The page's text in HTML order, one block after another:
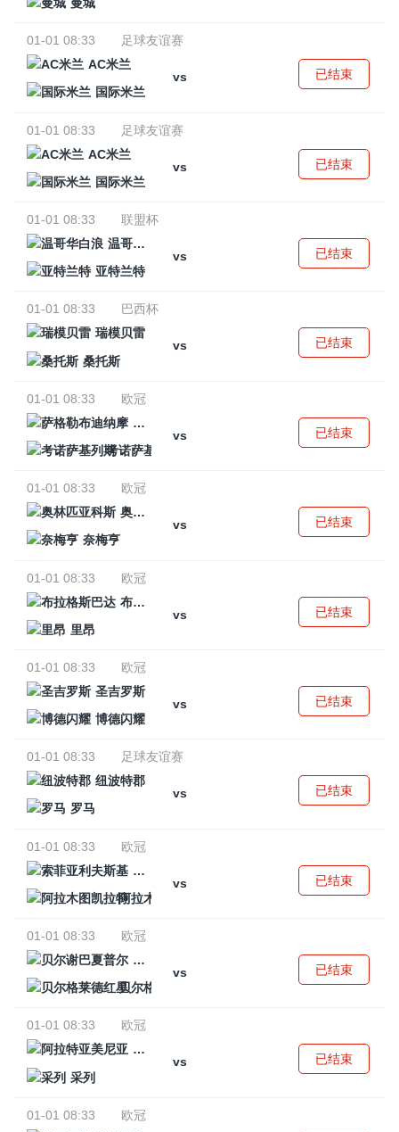
01-01 08:33
足球友谊赛
AC米兰
vs
国际米兰
已结束
01-01 08:33
足球友谊赛
AC米兰
vs
国际米兰
已结束
01-01 08:33
联盟杯
温哥华白浪
vs
亚特兰特
已结束
01-01 08:33
巴西杯
瑞模贝雷
vs
桑托斯
已结束
01-01 08:33
欧冠
萨格勒布迪纳摩
vs
考诺萨基列斯
已结束
01-01 08:33
欧冠
奥林匹亚科斯
vs
奈梅亨
已结束
01-01 08:33
欧冠
布拉格斯巴达
vs
里昂
已结束
01-01 08:33
欧冠
圣吉罗斯
vs
博德闪耀
已结束
01-01 08:33
足球友谊赛
纽波特郡
vs
罗马
已结束
01-01 08:33
欧冠
索菲亚利夫斯基
vs
阿拉木图凯拉特
已结束
01-01 08:33
欧冠
贝尔谢巴夏普尔
vs
贝尔格莱德红星
已结束
01-01 08:33
欧冠
阿拉特亚美尼亚
vs
采列
已结束
01-01 08:33
欧冠